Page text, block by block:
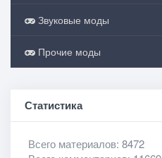
Звуковые моды
Прочие моды
Статистика
Всего материалов: 8472